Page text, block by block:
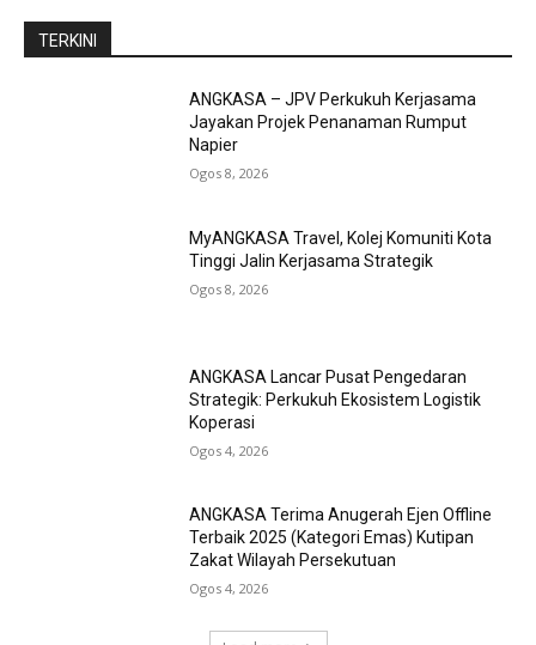
TERKINI
ANGKASA – JPV Perkukuh Kerjasama
Jayakan Projek Penanaman Rumput
Napier
Ogos 8, 2026
MyANGKASA Travel, Kolej Komuniti Kota
Tinggi Jalin Kerjasama Strategik
Ogos 8, 2026
ANGKASA Lancar Pusat Pengedaran
Strategik: Perkukuh Ekosistem Logistik
Koperasi
Ogos 4, 2026
ANGKASA Terima Anugerah Ejen Offline
Terbaik 2025 (Kategori Emas) Kutipan
Zakat Wilayah Persekutuan
Ogos 4, 2026